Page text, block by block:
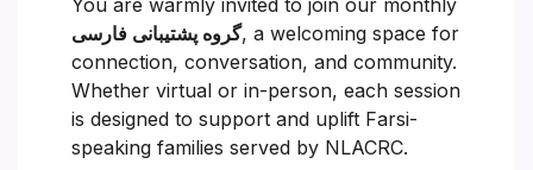
گروه پشتیبانی فارسی, a welcoming space for
connection, conversation, and community.
Whether virtual or in-person, each session
is designed to support and uplift Farsi-
speaking families served by NLACRC.